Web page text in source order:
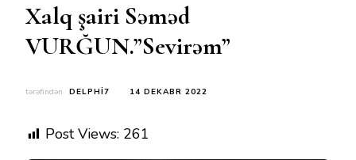
Xalq şairi Səməd
VURĞUN.”Sevirəm”
tərəfindən DELPHI7 14 DEKABR 2022
Post Views: 261